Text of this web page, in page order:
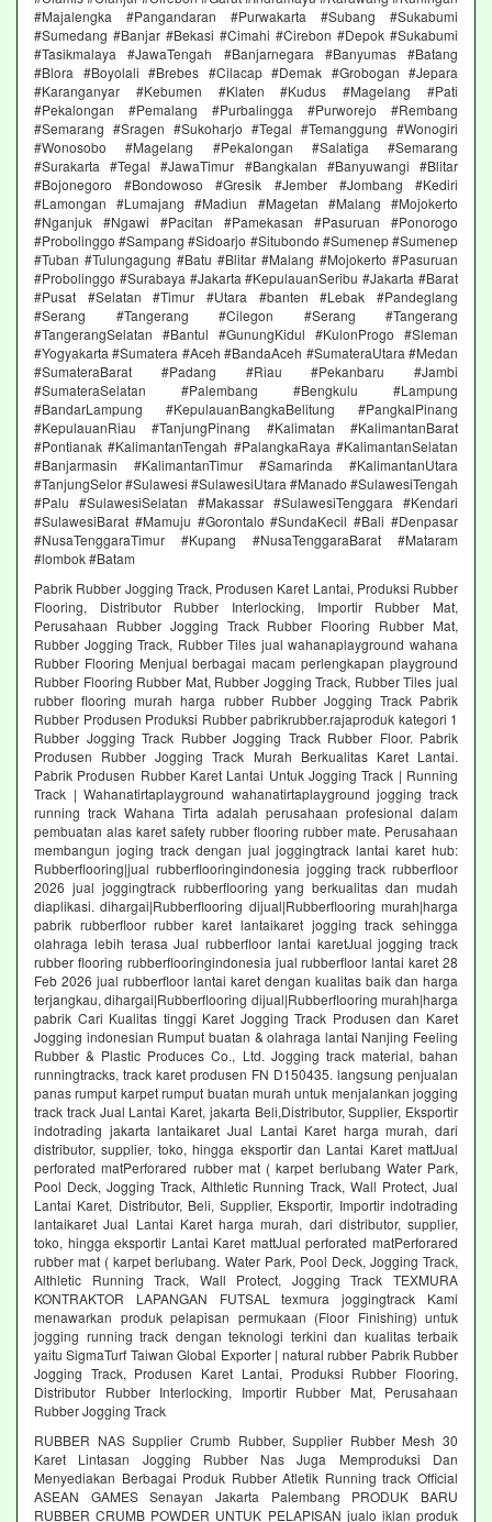
#Majalengka #Pangandaran #Purwakarta #Subang #Sukabumi
#Sumedang #Banjar #Bekasi #Cimahi #Cirebon #Depok #Sukabumi
#Tasikmalaya #JawaTengah #Banjarnegara #Banyumas #Batang
#Blora #Boyolali #Brebes #Cilacap #Demak #Grobogan #Jepara
#Karanganyar #Kebumen #Klaten #Kudus #Magelang #Pati
#Pekalongan #Pemalang #Purbalingga #Purworejo #Rembang
#Semarang #Sragen #Sukoharjo #Tegal #Temanggung #Wonogiri
#Wonosobo #Magelang #Pekalongan #Salatiga #Semarang
#Surakarta #Tegal #JawaTimur #Bangkalan #Banyuwangi #Blitar
#Bojonegoro #Bondowoso #Gresik #Jember #Jombang #Kediri
#Lamongan #Lumajang #Madiun #Magetan #Malang #Mojokerto
#Nganjuk #Ngawi #Pacitan #Pamekasan #Pasuruan #Ponorogo
#Probolinggo #Sampang #Sidoarjo #Situbondo #Sumenep #Sumenep
#Tuban #Tulungagung #Batu #Blitar #Malang #Mojokerto #Pasuruan
#Probolinggo #Surabaya #Jakarta #KepulauanSeribu #Jakarta #Barat
#Pusat #Selatan #Timur #Utara #banten #Lebak #Pandeglang
#Serang #Tangerang #Cilegon #Serang #Tangerang
#TangerangSelatan #Bantul #GunungKidul #KulonProgo #Sleman
#Yogyakarta #Sumatera #Aceh #BandaAceh #SumateraUtara #Medan
#SumateraBarat #Padang #Riau #Pekanbaru #Jambi
#SumateraSelatan #Palembang #Bengkulu #Lampung
#BandarLampung #KepulauanBangkaBelitung #PangkalPinang
#KepulauanRiau #TanjungPinang #Kalimatan #KalimantanBarat
#Pontianak #KalimantanTengah #PalangkaRaya #KalimantanSelatan
#Banjarmasin #KalimantanTimur #Samarinda #KalimantanUtara
#TanjungSelor #Sulawesi #SulawesiUtara #Manado #SulawesiTengah
#Palu #SulawesiSelatan #Makassar #SulawesiTenggara #Kendari
#SulawesiBarat #Mamuju #Gorontalo #SundaKecil #Bali #Denpasar
#NusaTenggaraTimur #Kupang #NusaTenggaraBarat #Mataram
#lombok #Batam
Pabrik Rubber Jogging Track, Produsen Karet Lantai, Produksi Rubber
Flooring, Distributor Rubber Interlocking, Importir Rubber Mat,
Perusahaan Rubber Jogging Track Rubber Flooring Rubber Mat,
Rubber Jogging Track, Rubber Tiles jual wahanaplayground wahana
Rubber Flooring Menjual berbagai macam perlengkapan playground
Rubber Flooring Rubber Mat, Rubber Jogging Track, Rubber Tiles jual
rubber flooring murah harga rubber Rubber Jogging Track Pabrik
Rubber Produsen Produksi Rubber pabrikrubber.rajaproduk kategori 1
Rubber Jogging Track Rubber Jogging Track Rubber Floor. Pabrik
Produsen Rubber Jogging Track Murah Berkualitas Karet Lantai.
Pabrik Produsen Rubber Karet Lantai Untuk Jogging Track | Running
Track | Wahanatirtaplayground wahanatirtaplayground jogging track
running track Wahana Tirta adalah perusahaan profesional dalam
pembuatan alas karet safety rubber flooring rubber mate. Perusahaan
membangun joging track dengan jual joggingtrack lantai karet hub:
Rubberflooring|jual rubberflooringindonesia jogging track rubberfloor
2026 jual joggingtrack rubberflooring yang berkualitas dan mudah
diaplikasi. dihargai|Rubberflooring dijual|Rubberflooring murah|harga
pabrik rubberfloor rubber karet lantaikaret jogging track sehingga
olahraga lebih terasa Jual rubberfloor lantai karetJual jogging track
rubber flooring rubberflooringindonesia jual rubberfloor lantai karet 28
Feb 2026 jual rubberfloor lantai karet dengan kualitas baik dan harga
terjangkau, dihargai|Rubberflooring dijual|Rubberflooring murah|harga
pabrik Cari Kualitas tinggi Karet Jogging Track Produsen dan Karet
Jogging indonesian Rumput buatan & olahraga lantai Nanjing Feeling
Rubber & Plastic Produces Co., Ltd. Jogging track material, bahan
runningtracks, track karet produsen FN D150435. langsung penjualan
panas rumput karpet rumput buatan murah untuk menjalankan jogging
track track Jual Lantai Karet, jakarta Beli,Distributor, Supplier, Eksportir
indotrading jakarta lantaikaret Jual Lantai Karet harga murah, dari
distributor, supplier, toko, hingga eksportir dan Lantai Karet mattJual
perforated matPerforared rubber mat ( karpet berlubang Water Park,
Pool Deck, Jogging Track, Althletic Running Track, Wall Protect, Jual
Lantai Karet, Distributor, Beli, Supplier, Eksportir, Importir indotrading
lantaikaret Jual Lantai Karet harga murah, dari distributor, supplier,
toko, hingga eksportir Lantai Karet mattJual perforated matPerforared
rubber mat ( karpet berlubang. Water Park, Pool Deck, Jogging Track,
Althletic Running Track, Wall Protect, Jogging Track TEXMURA
KONTRAKTOR LAPANGAN FUTSAL texmura joggingtrack Kami
menawarkan produk pelapisan permukaan (Floor Finishing) untuk
jogging running track dengan teknologi terkini dan kualitas terbaik
yaitu SigmaTurf Taiwan Global Exporter | natural rubber Pabrik Rubber
Jogging Track, Produsen Karet Lantai, Produksi Rubber Flooring,
Distributor Rubber Interlocking, Importir Rubber Mat, Perusahaan
Rubber Jogging Track
RUBBER NAS Supplier Crumb Rubber, Supplier Rubber Mesh 30
Karet Lintasan Jogging Rubber Nas Juga Memproduksi Dan
Menyediakan Berbagai Produk Rubber Atletik Running track Official
ASEAN GAMES Senayan Jakarta Palembang PRODUK BARU
RUBBER CRUMB POWDER UNTUK PELAPISAN jualo iklan produk